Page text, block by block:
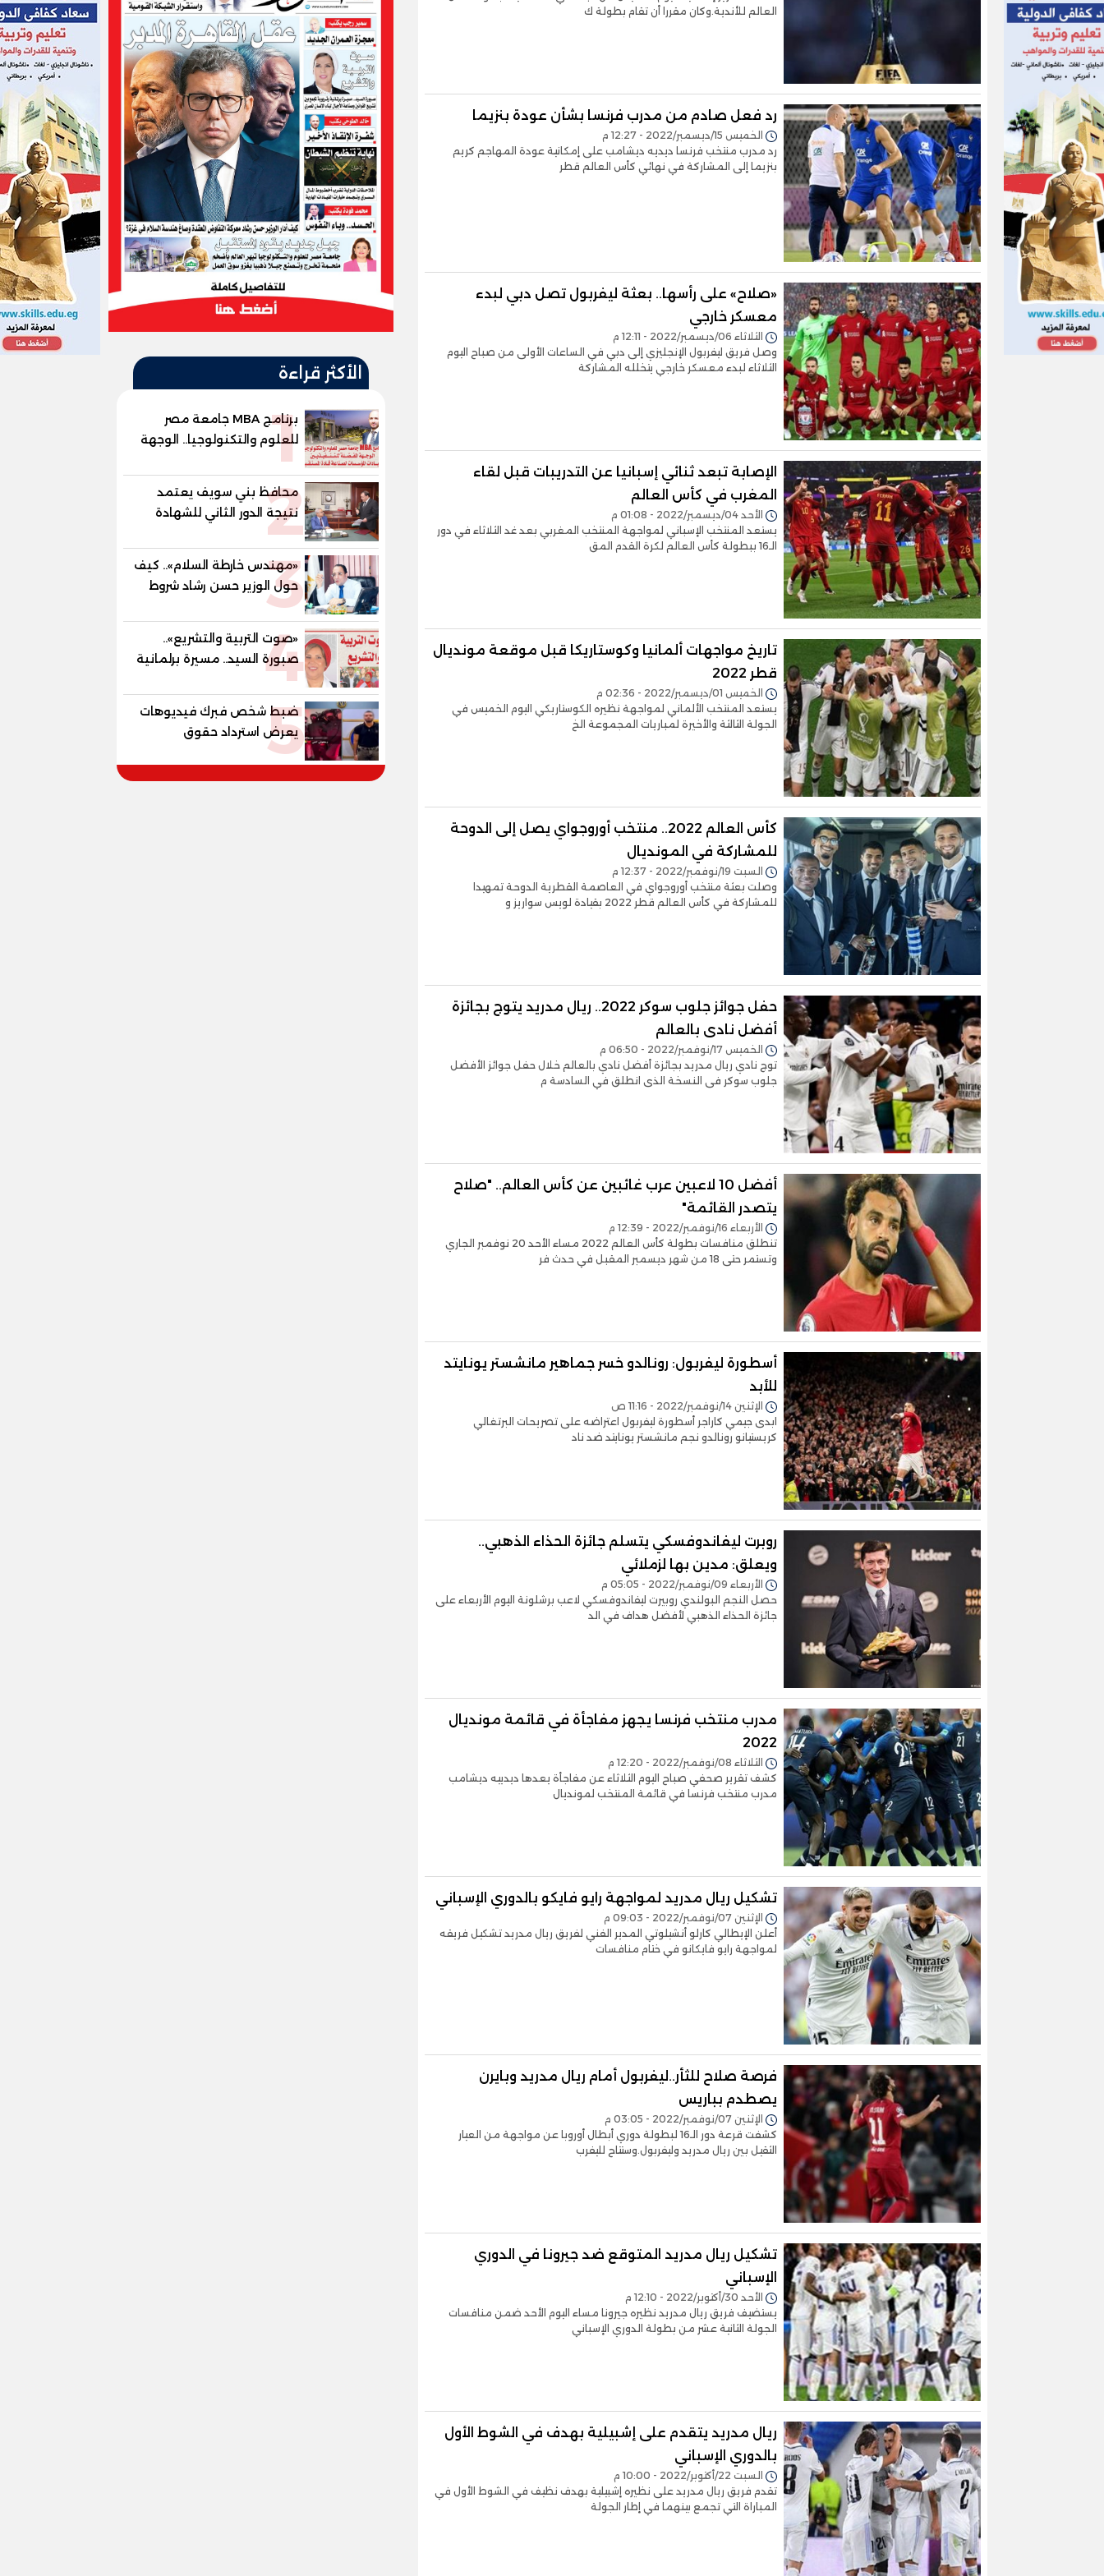
العالم للأندية.وكان مقررا أن تقام بطولة ك
رد فعل صادم من مدرب فرنسا بشأن عودة بنزيما
الخميس 15/ديسمبر/2022 - 12:27 م
رد مدرب منتخب فرنسا ديديه ديشامب على إمكانية عودة المهاجم كريم
بنزيما إلى المشاركة في نهائي كأس العالم قطر
«صلاح» على رأسها.. بعثة ليفربول تصل دبي لبدء
معسكر خارجي
الثلاثاء 06/ديسمبر/2022 - 12:11 م
وصل فريق ليفربول الإنجليزي إلى دبي في الساعات الأولى من صباح اليوم
الثلاثاء لبدء معسكر خارجي يتخلله المشاركة
الإصابة تبعد ثنائي إسبانيا عن التدريبات قبل لقاء
المغرب في كأس العالم
الأحد 04/ديسمبر/2022 - 01:08 م
يستعد المنتخب الإسباني لمواجهة المنتخب المغربي بعد غد الثلاثاء في دور
الـ16 ببطولة كأس العالم لكرة القدم المق
تاريخ مواجهات ألمانيا وكوستاريكا قبل موقعة مونديال
قطر 2022
الخميس 01/ديسمبر/2022 - 02:36 م
يستعد المنتخب الألماني لمواجهة نظيره الكوستاريكي اليوم الخميس في
الجولة الثالثة والأخيرة لمباريات المجموعة الخ
كأس العالم 2022.. منتخب أوروجواي يصل إلى الدوحة
للمشاركة في المونديال
السبت 19/نوفمبر/2022 - 12:37 م
وصلت بعثة منتخب أوروجواي في العاصمة القطرية الدوحة تمهيدا
للمشاركة في كأس العالم قطر 2022 بقيادة لويس سواريز و
حفل جوائز جلوب سوكر 2022.. ريال مدريد يتوج بجائزة
أفضل نادى بالعالم
الخميس 17/نوفمبر/2022 - 06:50 م
توج نادي ريال مدريد بجائزة أفضل نادي بالعالم خلال حفل جوائز الأفضل
جلوب سوكر فى النسخة الذى انطلق في السادسة م
أفضل 10 لاعبين عرب غائبين عن كأس العالم.. "صلاح
يتصدر القائمة"
الأربعاء 16/نوفمبر/2022 - 12:39 م
تنطلق منافسات بطولة كأس العالم 2022 مساء الأحد 20 نوفمبر الجاري
وتستمر حتى 18 من شهر ديسمبر المقبل في حدث فر
أسطورة ليفربول: رونالدو خسر جماهير مانشستر يونايتد
للأبد
الإثنين 14/نوفمبر/2022 - 11:16 ص
ابدى جيمي كاراجر أسطورة ليفربول اعتراضه على تصريحات البرتغالي
كريستيانو رونالدو نجم مانشستر يونايتد ضد ناد
روبرت ليفاندوفسكي يتسلم جائزة الحذاء الذهبي..
ويعلق: مدين بها لزملائي
الأربعاء 09/نوفمبر/2022 - 05:05 م
حصل النجم البولندي روبيرت ليفاندوفسكي لاعب برشلونة اليوم الأربعاء على
جائزة الحذاء الذهبي لأفضل هداف في الد
مدرب منتخب فرنسا يجهز مفاجأة في قائمة مونديال
2022
الثلاثاء 08/نوفمبر/2022 - 12:20 م
كشف تقرير صحفي صباح اليوم الثلاثاء عن مفاجأة يعدها ديدييه ديشامب
مدرب منتخب فرنسا في قائمة المنتخب لمونديال
تشكيل ريال مدريد لمواجهة رايو فايكو بالدوري الإسباني
الإثنين 07/نوفمبر/2022 - 09:03 م
أعلن الإيطالي كارلو أنشيلوتي المدير الفني لفريق ريال مدريد تشكيل فريقه
لمواجهة رايو فايكانو في ختام منافسات
فرصة صلاح للثأر..ليفربول أمام ريال مدريد وبايرن
يصطدم بباريس
الإثنين 07/نوفمبر/2022 - 03:05 م
كشفت قرعة دور الـ16 لبطولة دوري أبطال أوروبا عن مواجهة من العيار
الثقيل بين ريال مدريد وليفربول.وستتاح لليفرب
تشكيل ريال مدريد المتوقع ضد جيرونا في الدوري
الإسباني
الأحد 30/أكتوبر/2022 - 12:10 م
يستضيف فريق ريال مدريد نظيره جيرونا مساء اليوم الأحد ضمن منافسات
الجولة الثانية عشر من بطولة الدوري الإسباني
ريال مدريد يتقدم على إشبيلية بهدف في الشوط الأول
بالدوري الإسباني
السبت 22/أكتوبر/2022 - 10:00 م
تقدم فريق ريال مدريد على نظيره إشبيلية بهدف نظيف في الشوط الأول في
المباراة التي تجمع بينهما في إطار الجولة
الأكثر قراءة
1
برنامج MBA جامعة مصر
للعلوم والتكنولوجيا.. الوجهة
المفضلة للتنفيذيين وقيادات
المستقبل
2
محافظ بني سويف يعتمد
نتيجة الدور الثاني للشهادة
الإعدادية العامة بنسبة
منازل.. و70.56% للمهنية ..
و100% للصُم وضعاف السمع3
«مهندس خارطة السلام».. كيف
حول الوزير حسن رشاد شروط
الحرب المعقدة إلى "خارطة
4
«صوت التربية والتشريع»..
صبورة السيد.. مسيرة برلمانية
وتربوية تجمع بين تشريع
الإنسان المصري
5
ضبط شخص فبرك فيديوهات
يعرض استرداد حقوق
المواطنين بالقوة